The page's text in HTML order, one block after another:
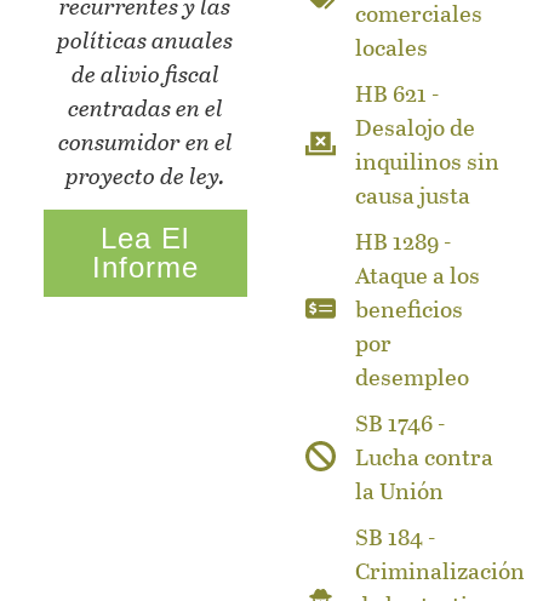
políticas anuales
de alivio fiscal
centradas en el
consumidor en el
proyecto de ley.
Lea El
Informe
comerciales
locales
HB 621 -
Desalojo de
inquilinos sin
causa justa
HB 1289 -
Ataque a los
beneficios
por
desempleo
SB 1746 -
Lucha contra
la Unión
SB 184 -
Criminalización